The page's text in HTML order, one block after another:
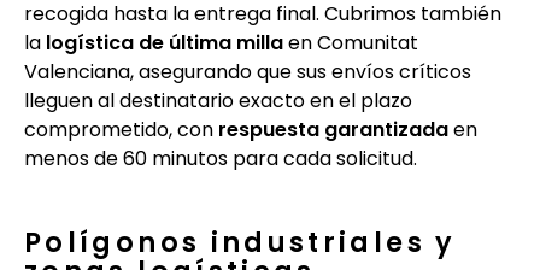
recogida hasta la entrega final. Cubrimos también
la logística de última millaen Comunitat
Valenciana, asegurando que sus envíos críticos
lleguen al destinatario exacto en el plazo
comprometido, con respuesta garantizadaen
menos de 60 minutos para cada solicitud.
Polígonos industriales y